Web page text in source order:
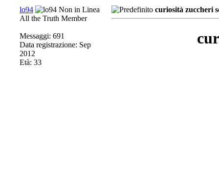
lo94
All the Truth Member
Messaggi: 691
Data registrazione: Sep
2012
Età: 33
curiosità zuccheri